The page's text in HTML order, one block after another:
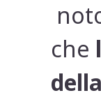
che